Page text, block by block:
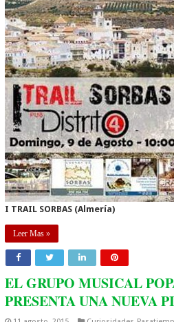
I TRAIL SORBAS (Almería)
Leer Mas »
EL GRUPO MUSICAL
PRESENTA UNA NUEVA